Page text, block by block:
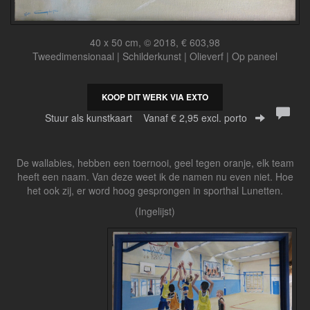
40 x 50 cm, © 2018, € 603,98
Tweedimensionaal | Schilderkunst | Olieverf | Op paneel
KOOP DIT WERK VIA EXTO
Stuur als kunstkaart Vanaf € 2,95 excl. porto
De wallabies, hebben een toernooi, geel tegen oranje, elk team
heeft een naam. Van deze weet ik de namen nu even niet. Hoe
het ook zij, er word hoog gesprongen in sporthal Lunetten.
(Ingelijst)